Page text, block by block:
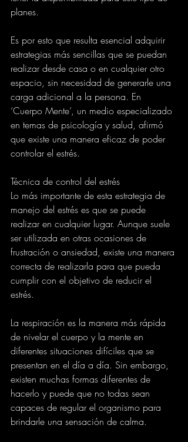
planes.
Es por esto que resulta esencial adquirir
estrategias más sencillas que se puedan
realizar desde casa o en cualquier otro
espacio, sin necesidad de generarle una
carga adicional a la persona. En
‘Cuerpo Mente’, un medio especializado
en temas de psicología y salud, afirmó
que existe una manera eficaz de poder
controlar el estrés.
Técnica de control del estrés
Lo más importante de esta estrategia de
manejo del estrés es que se puede
realizar en cualquier lugar. Aunque suele
ser utilizada en otras ocasiones de
frustración o ansiedad, existe una manera
correcta de realizarla para que pueda
cumplir con el objetivo de reducir el
estrés.
La respiración es la manera más rápida
de nivelar el cuerpo y la mente en
diferentes situaciones difíciles que se
presentan en el día a día. Sin embargo,
existen muchas formas diferentes de
hacerlo y puede que no todas sean
capaces de regular el organismo para
brindarle una sensación de calma.